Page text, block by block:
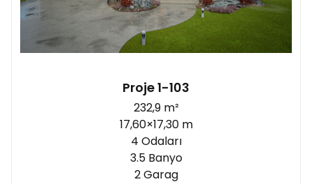
Proje 1-103
232,9 m²
17,60×17,30 m
4 Odaları
3.5 Banyo
2 Garag